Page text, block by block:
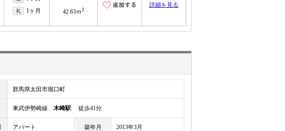
礼 1ヶ月
42.63ｍ2
詳細を見る
群馬県太田市堀口町
東武伊勢崎線 木崎駅 徒歩41分
アパート 築年月 2013年3月